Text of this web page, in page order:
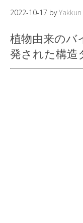
2022-10-17 byYakkun
植物由来のバ
発された構造